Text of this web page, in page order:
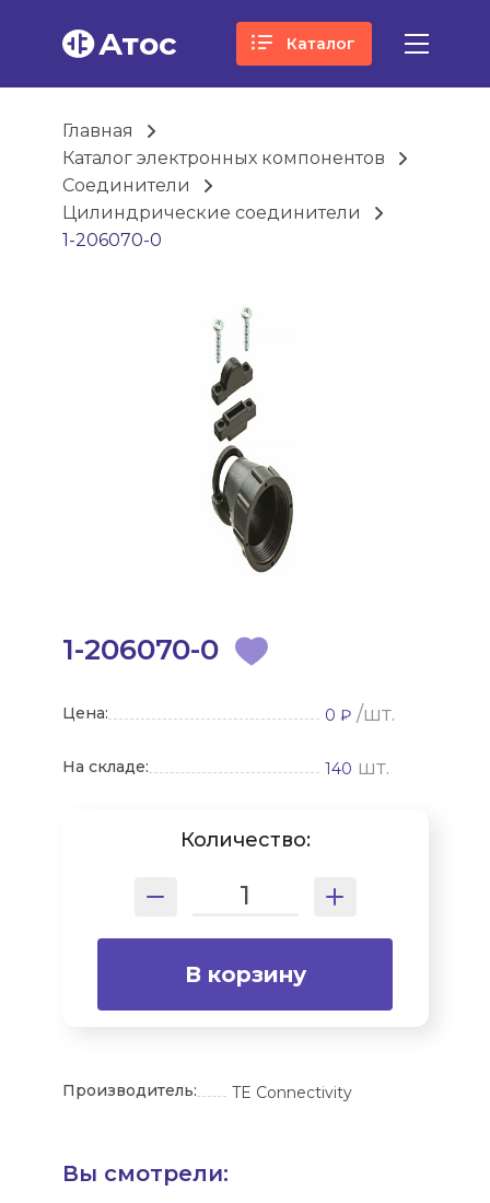
Атос Каталог
Главная
Каталог электронных компонентов
Соединители
Цилиндрические соединители
1-206070-0
1-206070-0
Цена: 0 ₽/шт.
На складе: 140 шт.
Количество:
В корзину
Производитель: TE Connectivity
Вы смотрели: